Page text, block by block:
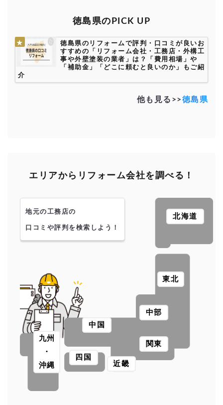
徳島県のPICK UP
徳島県のリフォームで評判・口コミが良いお
すすめの「リフォーム会社・工務店・外構工
事や外壁塗装の業者」は？「費用相場」や
「補助金」「どこに頼むと良いのか」もご紹
介
他も見る>>徳島県
エリアからリフォーム会社を調べる！
北海道
東北
関東
中部
近畿
中国
四国
九州
・
沖縄
地元の工務店の
口コミや評判を検索しよう！